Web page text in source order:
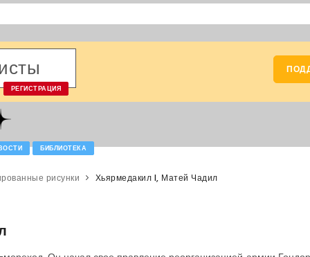
РЕГИСТРАЦИЯ
БИБЛИОТЕКА
рисунки Хьярмедакил I, Матей Чадил